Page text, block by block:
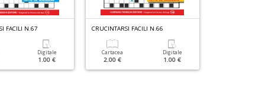
FACILI N.67
Digitale
1.00 €
CRUCINTARSI FACILI N.66
Cartacea
2.00 €
Digitale
1.00 €